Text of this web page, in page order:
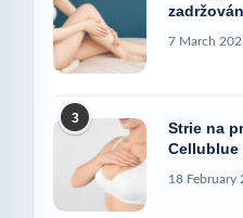
7 March
3
Strie na
Cellublue
18 February